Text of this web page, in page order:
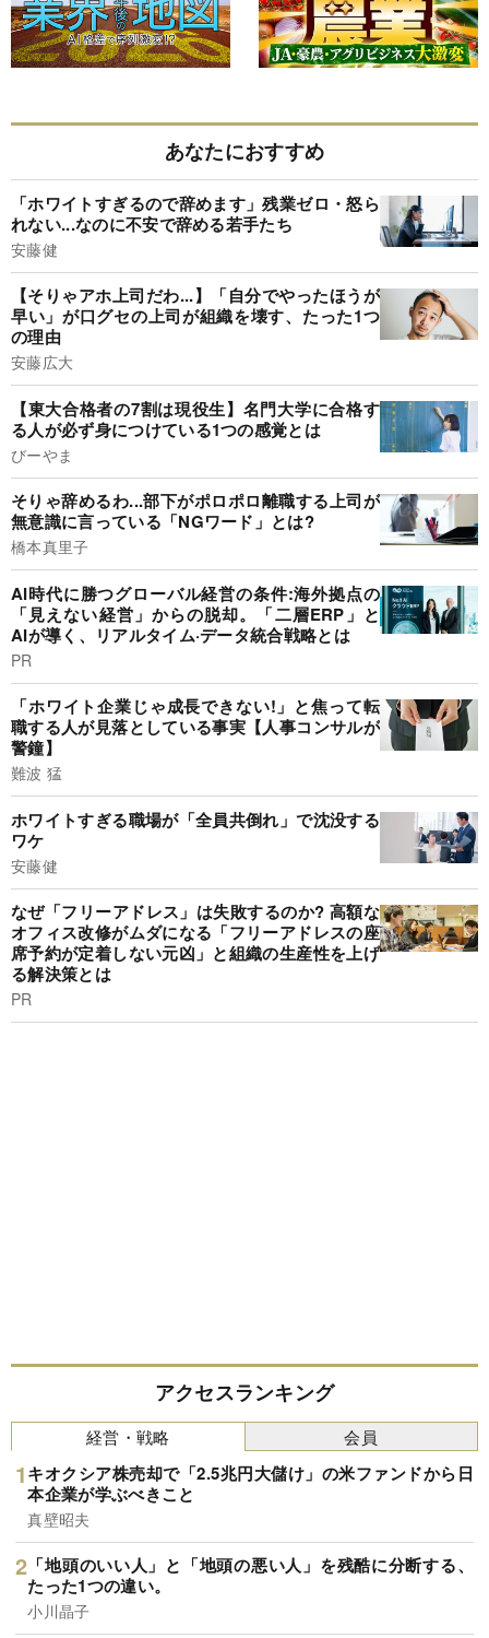
あなたにおすすめ
「ホワイトすぎるので辞めます」残業ゼロ・怒ら
れない...なのに不安で辞める若手たち
安藤健
【そりゃアホ上司だわ...】「自分でやったほうが
早い」が口グセの上司が組織を壊す、たった1つ
の理由
安藤広大
【東大合格者の7割は現役生】名門大学に合格す
る人が必ず身につけている1つの感覚とは
びーやま
そりゃ辞めるわ...部下がポロポロ離職する上司が
無意識に言っている「NGワード」とは?
橋本真里子
AI時代に勝つグローバル経営の条件:海外拠点の
「見えない経営」からの脱却。「二層ERP」と
AIが導く、リアルタイム·データ統合戦略とは
PR
「ホワイト企業じゃ成長できない!」と焦って転
職する人が見落としている事実【人事コンサルが
警鐘】
難波 猛
ホワイトすぎる職場が「全員共倒れ」で沈没する
ワケ
安藤健
なぜ「フリーアドレス」は失敗するのか? 高額な
オフィス改修がムダになる「フリーアドレスの座
席予約が定着しない元凶」と組織の生産性を上げ
る解決策とは
PR
アクセスランキング
経営・戦略
キオクシア株売却で「2.5兆円大儲け」の米ファンドから日
本企業が学ぶべきこと
真壁昭夫
「地頭のいい人」と「地頭の悪い人」を残酷に分断する、
たった1つの違い。
小川晶子
会員